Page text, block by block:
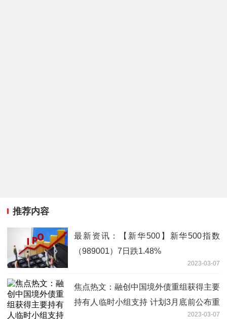
推荐内容
最新资讯：【新华500】新华500指数
（989001）7日跌1.48%
2023-03-07
焦点热文：融创中国境外债重组获得主要
持有人临时小组支持 计划3月底前公布重
2023-03-07